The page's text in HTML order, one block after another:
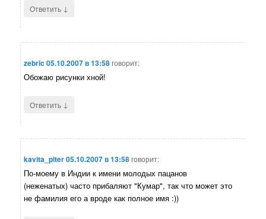
Ответить ↓
zebric05.10.2007 в 13:58говорит:
Обожаю рисунки хной!
Ответить ↓
kavita_piter05.10.2007 в 13:58говорит:
По-моему в Индии к имени молодых пацанов
(неженатых) часто прибаляют "Кумар", так что может это
не фамилия его а вроде как полное имя :))